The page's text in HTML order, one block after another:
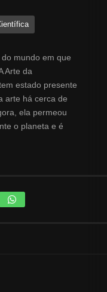
mundo em que
Arte da
estado presente
arte há cerca de
ela permeou
o planeta e é
matriculou-
na prestigiosa
da Arte da